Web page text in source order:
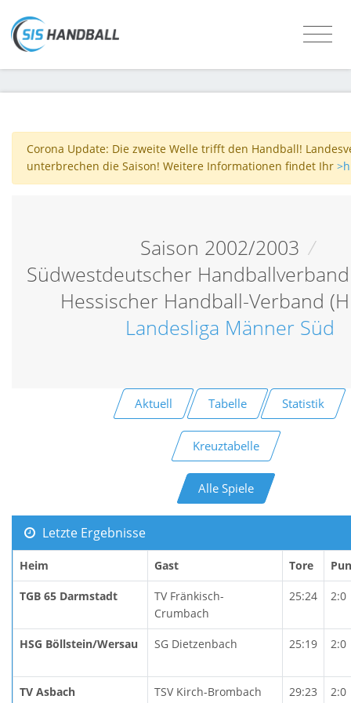
Corona Update: Die zweite Welle trifft den Handball!
unterbrechen die Saison! Weitere Informationen findet Ihr
Saison 2002/2003 /
Südwestdeutscher Handballverband
Hessischer Handball-Verband
Landesliga Männer Süd
Aktuell Tabelle Statistik
Kreuztabelle
Alle Spiele
Letzte Ergebnisse
Heim Gast Tore
TGB 65 Darmstadt
TV Fränkisch-
Crumbach
25:24 2:0
HSG Böllstein/Wersau SG Dietzenbach 25:19 2:0
TV Asbach TSV Kirch-Brombach 29:23 2:0